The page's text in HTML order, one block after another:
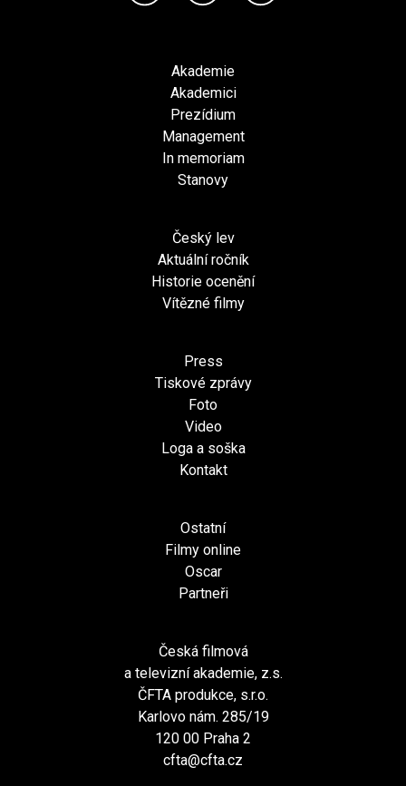
Akademie
Akademici
Prezídium
Management
In memoriam
Stanovy
Český lev
Aktuální ročník
Historie ocenění
Vítězné filmy
Press
Tiskové zprávy
Foto
Video
Loga a soška
Kontakt
Ostatní
Filmy online
Oscar
Partneři
Česká filmová
a televizní akademie, z.s.
ČFTA produkce, s.r.o.
Karlovo nám. 285/19
120 00 Praha 2
cfta@cfta.cz